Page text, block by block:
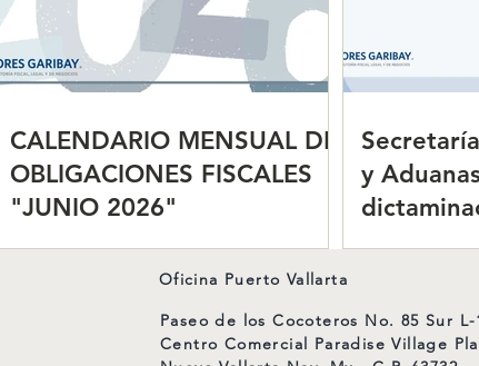
CALENDARIO MENSUAL DE
OBLIGACIONES FISCALES
"JUNIO 2026"
y
comercio
Oficina Puerto Vallarta
Paseo de los Cocoteros No. 85 Sur L-
Centro Comercial Paradise Village